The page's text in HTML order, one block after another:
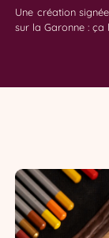
Une création
sur la Garonne : ça